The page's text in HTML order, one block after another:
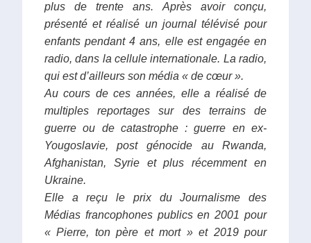
plus de trente ans.
Après avoir conçu,
présenté et réalisé un journal télévisé pour
enfants pendant 4 ans, elle est engagée en
radio, dans la cellule internationale. La radio,
qui est d’ailleurs son média « de cœur ».
Au cours de ces années, elle a réalisé de
multiples reportages sur des terrains de
guerre ou de catastrophe : guerre en ex-
Yougoslavie, post génocide au Rwanda,
Afghanistan, Syrie et plus récemment en
Ukraine.
Elle a reçu le prix du Journalisme des
Médias francophones publics en 2001 pour
« Pierre, ton père et mort » et 2019 pour